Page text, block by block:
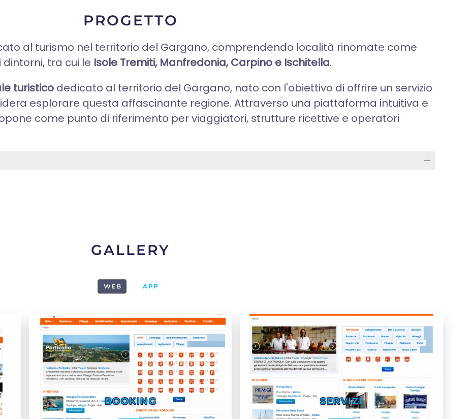
PROGETTO
al turismo nel territorio del Gargano, comprendendo località rinomate come
dintorni, tra cui le Isole Tremiti, Manfredonia, Carpino e Ischitella.
turistico dedicato al territorio del Gargano, nato con l'obiettivo di offrire un servizio
esplorare questa affascinante regione. Attraverso una piattaforma intuitiva e
come punto di riferimento per viaggiatori, strutture ricettive e operatori
GALLERY
WEB APP
BOOKING SERVIZI